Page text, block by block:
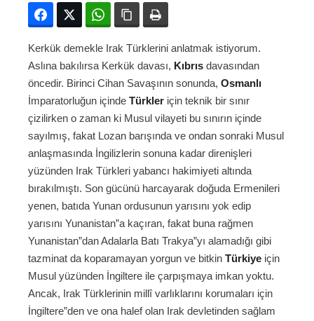
FacebookTwitter WhatsAppBağlanıyı kopyala
Kerkük demekle Irak Türklerini anlatmak istiyorum.
Aslına bakılırsa Kerkük davası, Kıbrıs davasından
öncedir. Birinci Cihan Savaşının sonunda, Osmanlı
İmparatorluğun içinde Türkler için teknik bir sınır
çizilirken o zaman ki Musul vilayeti bu sınırın içinde
sayılmış, fakat Lozan barışında ve ondan sonraki Musul
anlaşmasında İngilizlerin sonuna kadar direnişleri
yüzünden Irak Türkleri yabancı hakimiyeti altında
bırakılmıştı. Son gücünü harcayarak doğuda Ermenileri
yenen, batıda Yunan ordusunun yarısını yok edip
yarısını Yunanistan”a kaçıran, fakat buna rağmen
Yunanistan”dan Adalarla Batı Trakya”yı alamadığı gibi
tazminat da koparamayan yorgun ve bitkin Türkiye için
Musul yüzünden İngiltere ile çarpışmaya imkan yoktu.
Ancak, Irak Türklerinin millî varlıklarını korumaları için
İngiltere”den ve ona halef olan Irak devletinden sağlam